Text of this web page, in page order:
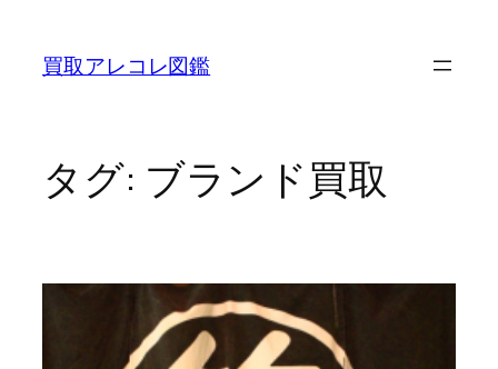
買取アレコレ図鑑
タグ: ブランド買取